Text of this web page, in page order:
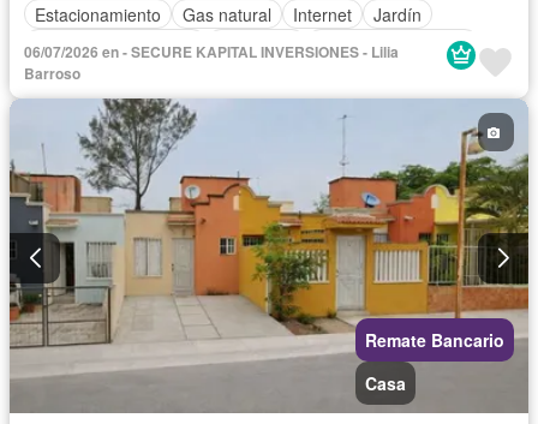
Estacionamiento
Gas natural Internet
Jardín
Recámara con closet
Seguridad
Televisión por cable
Wifi
06/07/2026 en - SECURE KAPITAL INVERSIONES - Lilia
Barroso
Remate Bancario
Casa